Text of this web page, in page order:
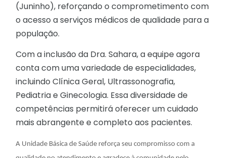
(Juninho), reforçando o comprometimento com
o acesso a serviços médicos de qualidade para a
população.
Com a inclusão da Dra. Sahara, a equipe agora
conta com uma variedade de especialidades,
incluindo Clínica Geral, Ultrassonografia,
Pediatria e Ginecologia. Essa diversidade de
competências permitirá oferecer um cuidado
mais abrangente e completo aos pacientes.
A Unidade Básica de Saúde reforça seu compromisso com a